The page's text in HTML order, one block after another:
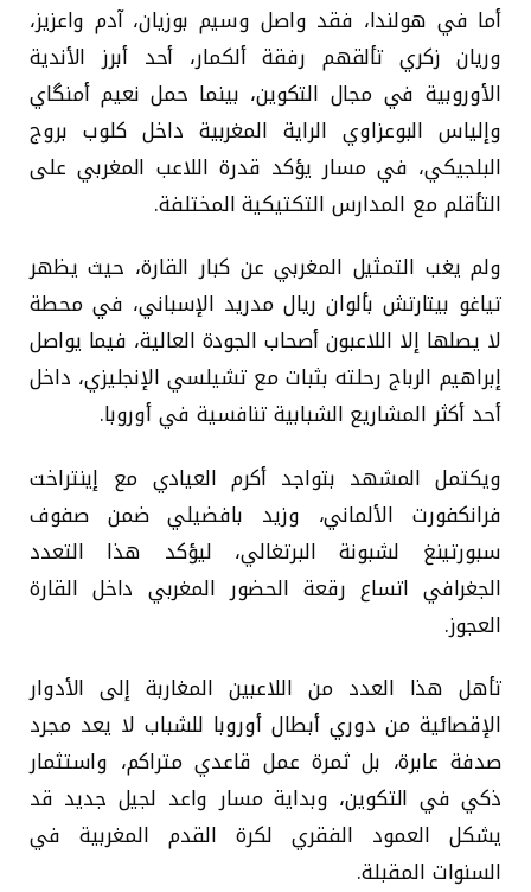
أما في هولندا، فقد واصل وسيم بوزيان، آدم واعزيز،
وريان زكري تألقهم رفقة ألكمار، أحد أبرز الأندية
الأوروبية في مجال التكوين، بينما حمل نعيم أمنگاي
وإلياس البوعزاوي الراية المغربية داخل كلوب بروج
البلجيكي، في مسار يؤكد قدرة اللاعب المغربي على
التأقلم مع المدارس التكتيكية المختلفة.
ولم يغب التمثيل المغربي عن كبار القارة، حيث يظهر
تياغو بيتارتش بألوان ريال مدريد الإسباني، في محطة
لا يصلها إلا اللاعبون أصحاب الجودة العالية، فيما يواصل
إبراهيم الرباج رحلته بثبات مع تشيلسي الإنجليزي، داخل
أحد أكثر المشاريع الشبابية تنافسية في أوروبا.
ويكتمل المشهد بتواجد أكرم العيادي مع إينتراخت
فرانكفورت الألماني، وزيد بافضيلي ضمن صفوف
سبورتينغ لشبونة البرتغالي، ليؤكد هذا التعدد
الجغرافي اتساع رقعة الحضور المغربي داخل القارة
العجوز.
تأهل هذا العدد من اللاعبين المغاربة إلى الأدوار
الإقصائية من دوري أبطال أوروبا للشباب لا يعد مجرد
صدفة عابرة، بل ثمرة عمل قاعدي متراكم، واستثمار
ذكي في التكوين، وبداية مسار واعد لجيل جديد قد
يشكل العمود الفقري لكرة القدم المغربية في
السنوات المقبلة.